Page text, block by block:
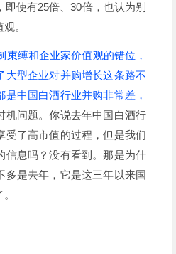
使有25倍、30倍，也认为别
。
束缚和企业家价值观的错位，
大型企业对并购增长这条路不
中国白酒行业并购非常差，
机问题。你说去年中国白酒行
受了高市值的过程，但是我们
信息吗？没有看到。那是为什
多是去年，它是这三年以来国